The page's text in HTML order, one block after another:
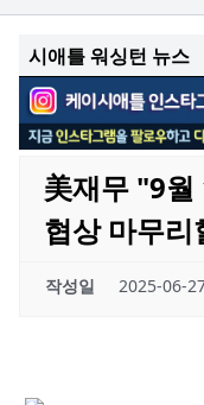
시애틀 워싱턴 뉴스
美재무 "9월
협상 마무
작성일 2025-06-